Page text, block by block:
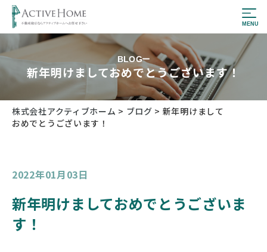
BLOG
新年明けましておめでとうございます！
株式会社アクティブホーム > ブログ > 新年明けまして
おめでとうございます！
2022年01月03日
新年明けましておめでとうございま
す！